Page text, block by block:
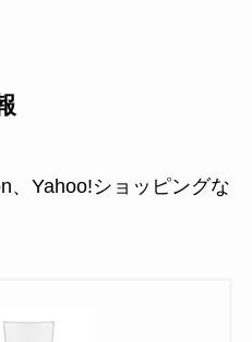
、Yahoo!ショッピングな